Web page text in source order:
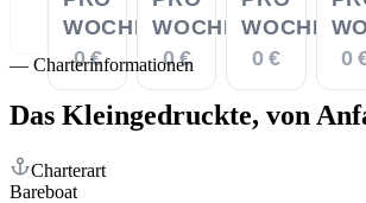
WOCHE
0 €
WOCHE
0 €
WOCHE
0 €
0
— Charterinformationen
Das Kleingedruckte, von
Charterart
Bareboat